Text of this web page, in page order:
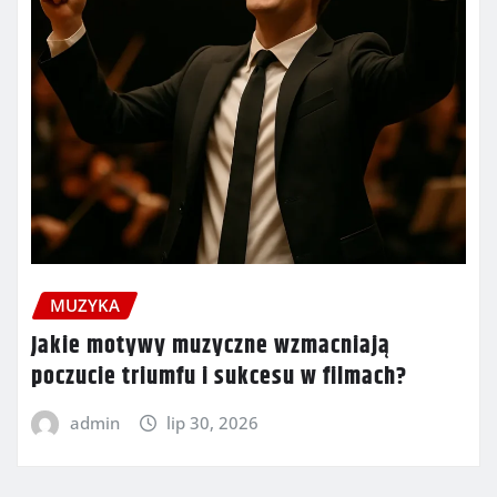
MUZYKA
Jakie motywy muzyczne wzmacniają
poczucie triumfu i sukcesu w filmach?
admin lip 30, 2026